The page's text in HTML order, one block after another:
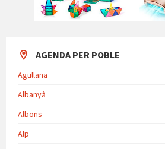
AGENDA PER POBLE
Agullana
Albanyà
Albons
Alp